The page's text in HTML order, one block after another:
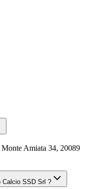
Amiata 34, 20089
Calcio SSD Srl ?